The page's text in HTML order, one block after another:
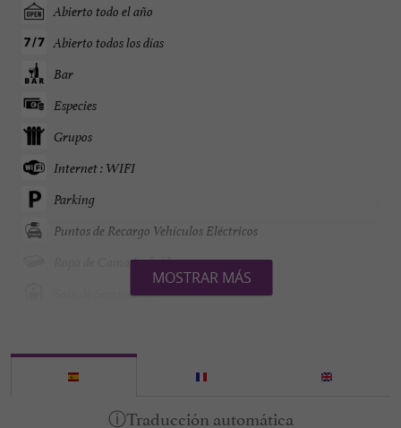
Abierto todo el año
Abierto todos los días
Bar
Especies
Grupos
Internet : WIFI
Parking
Puntos de Recargo Vehículos Eléctricos
Ropa de Cama Incluida
Sala de Seminarios
Tarjetas de Crédito admitidas
Televisor : TV vía satélite
MOSTRAR MÁS